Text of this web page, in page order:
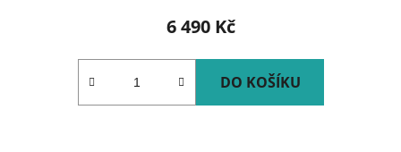
6 490 Kč
DO KOŠÍKU